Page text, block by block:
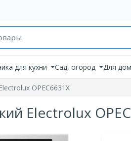
для кухни Сад, огород Для
OPEC6631X
Electrolux